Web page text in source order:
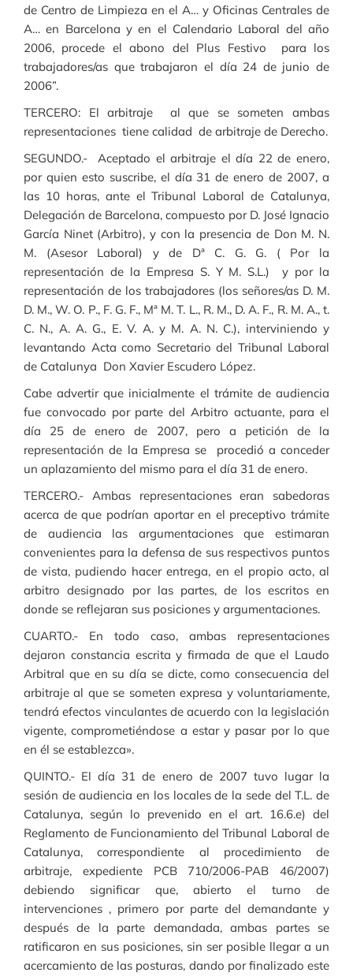
de Centro de Limpieza en el A… y Oficinas Centrales de
A… en Barcelona y en el Calendario Laboral del año
2006, procede el abono del Plus Festivo para los
trabajadores/as que trabajaron el día 24 de junio de
2006”.
TERCERO: El arbitraje al que se someten ambas
representaciones tiene calidad de arbitraje de Derecho.
SEGUNDO.- Aceptado el arbitraje el día 22 de enero,
por quien esto suscribe, el día 31 de enero de 2007, a
las 10 horas, ante el Tribunal Laboral de Catalunya,
Delegación de Barcelona, compuesto por D. José Ignacio
García Ninet (Arbitro), y con la presencia de Don M. N.
M. (Asesor Laboral) y de Dª C. G. G. ( Por la
representación de la Empresa S. Y M. S.L.) y por la
representación de los trabajadores (los señores/as D. M.
D. M., W. O. P., F. G. F., Mª M. T. L., R. M., D. A. F., R. M. A., t.
C. N., A. A. G., E. V. A. y M. A. N. C.), interviniendo y
levantando Acta como Secretario del Tribunal Laboral
de Catalunya Don Xavier Escudero López.
Cabe advertir que inicialmente el trámite de audiencia
fue convocado por parte del Arbitro actuante, para el
día 25 de enero de 2007, pero a petición de la
representación de la Empresa se procedió a conceder
un aplazamiento del mismo para el día 31 de enero.
TERCERO.- Ambas representaciones eran sabedoras
acerca de que podrían aportar en el preceptivo trámite
de audiencia las argumentaciones que estimaran
convenientes para la defensa de sus respectivos puntos
de vista, pudiendo hacer entrega, en el propio acto, al
arbitro designado por las partes, de los escritos en
donde se reflejaran sus posiciones y argumentaciones.
CUARTO.- En todo caso, ambas representaciones
dejaron constancia escrita y firmada de que el Laudo
Arbitral que en su día se dicte, como consecuencia del
arbitraje al que se someten expresa y voluntariamente,
tendrá efectos vinculantes de acuerdo con la legislación
vigente, comprometiéndose a estar y pasar por lo que
en él se establezca».
QUINTO.- El día 31 de enero de 2007 tuvo lugar la
sesión de audiencia en los locales de la sede del T.L. de
Catalunya, según lo prevenido en el art. 16.6.e) del
Reglamento de Funcionamiento del Tribunal Laboral de
Catalunya, correspondiente al procedimiento de
arbitraje, expediente PCB 710/2006-PAB 46/2007)
debiendo significar que, abierto el turno de
intervenciones , primero por parte del demandante y
después de la parte demandada, ambas partes se
ratificaron en sus posiciones, sin ser posible llegar a un
acercamiento de las posturas, dando por finalizado este